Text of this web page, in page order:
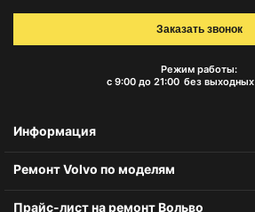
Режим работы:
с 9:00 до 21:00 без выходных
Заказать звонок
Информация
Ремонт Volvo по моделям
Прайс-лист на ремонт Вольво